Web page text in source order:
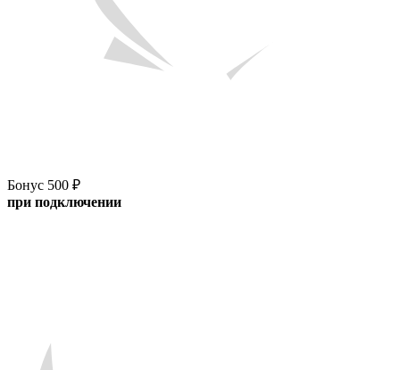
Бонус 500 ₽
при подключении